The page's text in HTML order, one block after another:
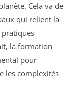
Cela va de
qui relient la
pratiques
la formation
pour
les complexités